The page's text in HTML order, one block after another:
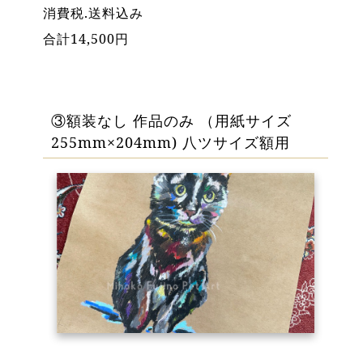
消費税.送料込み
合計14,500円
③額装なし 作品のみ （用紙サイズ
255mm×204mm) 八ツサイズ額用